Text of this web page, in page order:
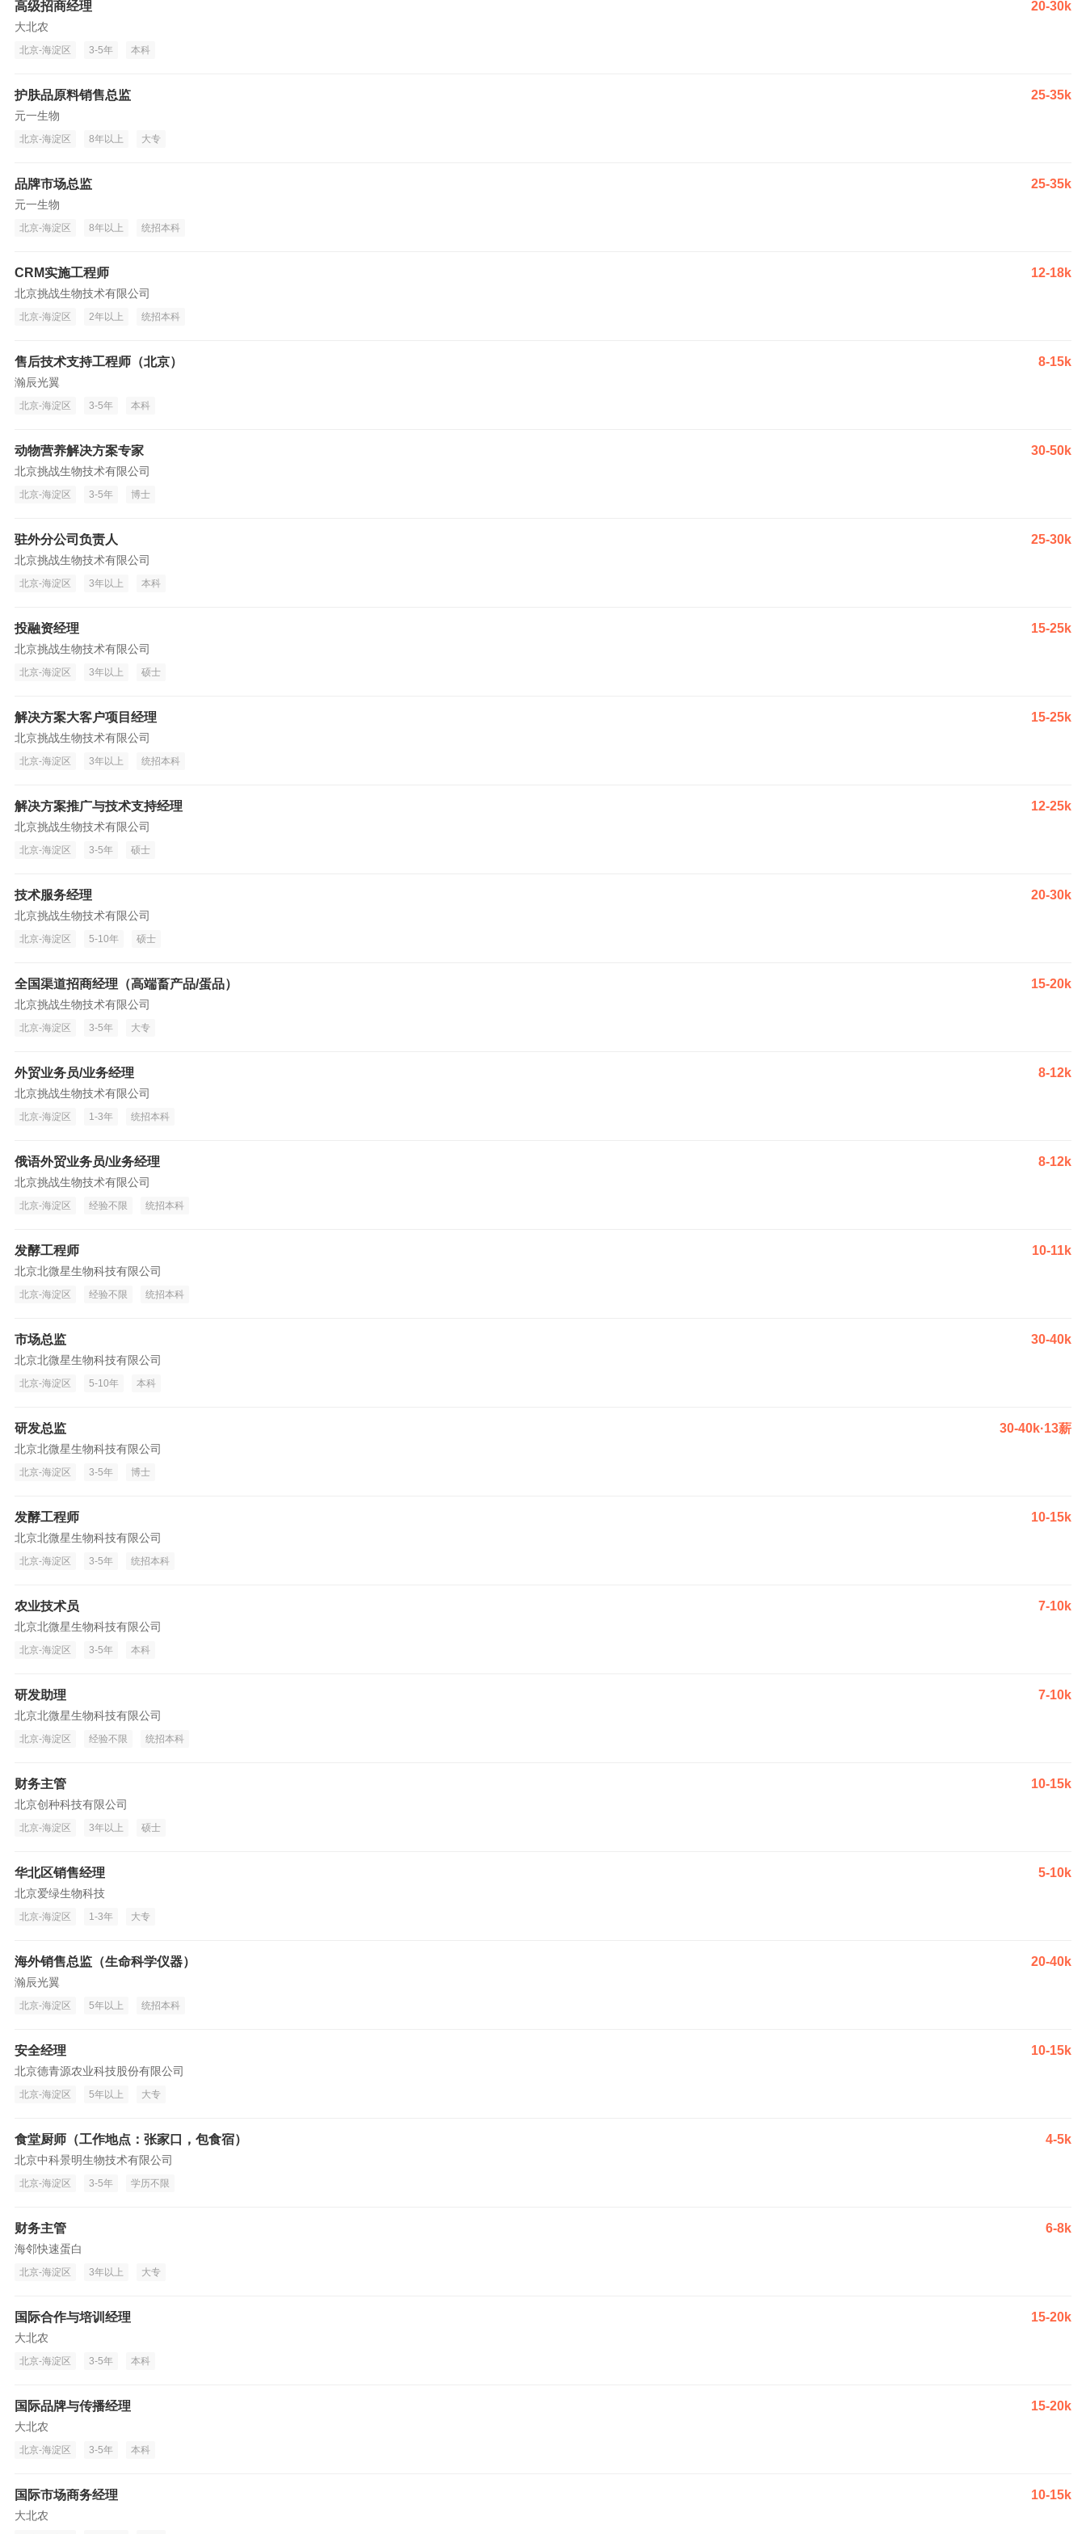
高级招商经理 20-30k
大北农
北京-海淀区 3-5年 本科
护肤品原料销售总监 25-35k
元一生物
北京-海淀区 8年以上 大专
品牌市场总监 25-35k
元一生物
北京-海淀区 8年以上 统招本科
CRM实施工程师 12-18k
北京挑战生物技术有限公司
北京-海淀区 2年以上 统招本科
售后技术支持工程师（北京） 8-15k
瀚辰光翼
北京-海淀区 3-5年 本科
动物营养解决方案专家 30-50k
北京挑战生物技术有限公司
北京-海淀区 3-5年 博士
驻外分公司负责人 25-30k
北京挑战生物技术有限公司
北京-海淀区 3年以上 本科
投融资经理 15-25k
北京挑战生物技术有限公司
北京-海淀区 3年以上 硕士
解决方案大客户项目经理 15-25k
北京挑战生物技术有限公司
北京-海淀区 3年以上 统招本科
解决方案推广与技术支持经理 12-25k
北京挑战生物技术有限公司
北京-海淀区 3-5年 硕士
技术服务经理 20-30k
北京挑战生物技术有限公司
北京-海淀区 5-10年 硕士
全国渠道招商经理（高端畜产品/蛋品） 15-20k
北京挑战生物技术有限公司
北京-海淀区 3-5年 大专
外贸业务员/业务经理 8-12k
北京挑战生物技术有限公司
北京-海淀区 1-3年 统招本科
俄语外贸业务员/业务经理 8-12k
北京挑战生物技术有限公司
北京-海淀区 经验不限 统招本科
发酵工程师 10-11k
北京北微星生物科技有限公司
北京-海淀区 经验不限 统招本科
市场总监 30-40k
北京北微星生物科技有限公司
北京-海淀区 5-10年 本科
研发总监 30-40k·13薪
北京北微星生物科技有限公司
北京-海淀区 3-5年 博士
发酵工程师 10-15k
北京北微星生物科技有限公司
北京-海淀区 3-5年 统招本科
农业技术员 7-10k
北京北微星生物科技有限公司
北京-海淀区 3-5年 本科
研发助理 7-10k
北京北微星生物科技有限公司
北京-海淀区 经验不限 统招本科
财务主管 10-15k
北京创种科技有限公司
北京-海淀区 3年以上 硕士
华北区销售经理 5-10k
北京爱绿生物科技
北京-海淀区 1-3年 大专
海外销售总监（生命科学仪器） 20-40k
瀚辰光翼
北京-海淀区 5年以上 统招本科
安全经理 10-15k
北京德青源农业科技股份有限公司
北京-海淀区 5年以上 大专
食堂厨师（工作地点：张家口，包食宿） 4-5k
北京中科景明生物技术有限公司
北京-海淀区 3-5年 学历不限
财务主管 6-8k
海邻快速蛋白
北京-海淀区 3年以上 大专
国际合作与培训经理 15-20k
大北农
北京-海淀区 3-5年 本科
国际品牌与传播经理 15-20k
大北农
北京-海淀区 3-5年 本科
国际市场商务经理 10-15k
大北农